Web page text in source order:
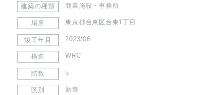
建築の種類 商業施設・事務所
場所 東京都台東区台東1丁目
竣工年月 2023/06
構造 WRC
階数 5
区別 新築